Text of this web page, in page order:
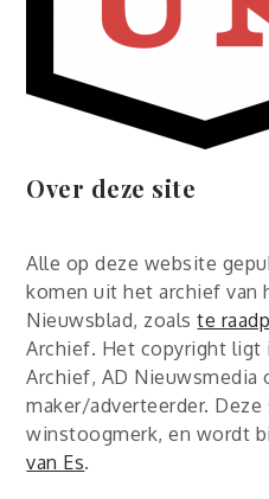
Over deze site
Alle op deze website
komen uit het archief van
Nieuwsblad, zoalste
Archief. Het copyright ligt
Archief, AD Nieuwsmedia
maker/adverteerder.
winstoogmerk, en wordt
van Es.